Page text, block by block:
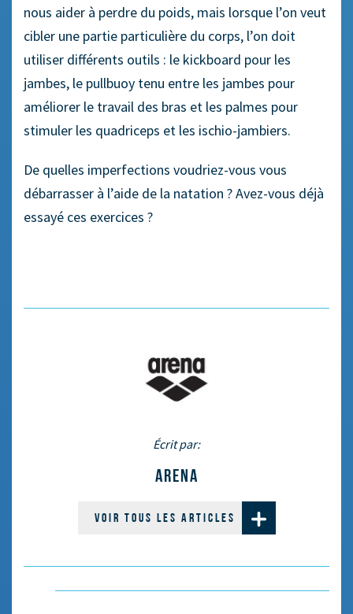
nous aider à perdre du poids, mais lorsque l’on veut
cibler une partie particulière du corps, l’on doit
utiliser différents outils : le kickboard pour les
jambes, le pullbuoy tenu entre les jambes pour
améliorer le travail des bras et les palmes pour
stimuler les quadriceps et les ischio-jambiers.
De quelles imperfections voudriez-vous vous
débarrasser à l’aide de la natation ? Avez-vous déjà
essayé ces exercices ?
Écrit par:
ARENA
VOIR TOUS LES ARTICLES